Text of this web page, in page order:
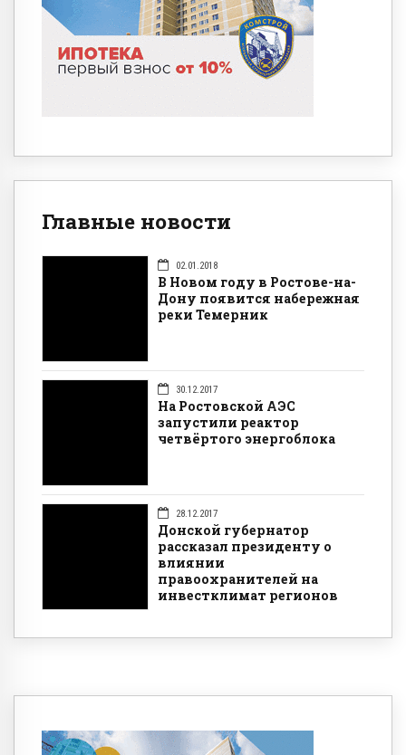
Главные новости
02.01.2018
В Новом году в Ростове-на-
Дону появится набережная
реки Темерник
30.12.2017
На Ростовской АЭС
запустили реактор
четвёртого энергоблока
28.12.2017
Донской губернатор
рассказал президенту о
влиянии
правоохранителей на
инвестклимат регионов